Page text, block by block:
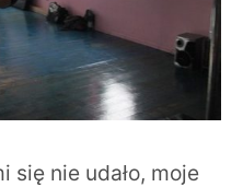
się nie udało, moje